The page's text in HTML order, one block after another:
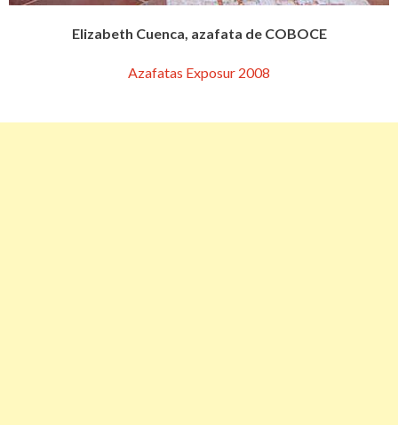
Elizabeth Cuenca, azafata de COBOCE
Azafatas Exposur 2008